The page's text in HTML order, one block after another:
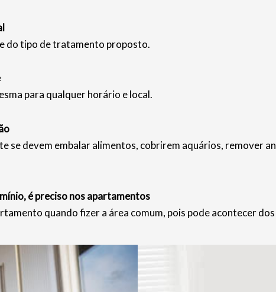
do tipo de tratamento proposto.
para qualquer horário e local.
devem embalar alimentos, cobrirem aquários, remover
é preciso nos apartamentos
quando fizer a área comum, pois pode acontecer